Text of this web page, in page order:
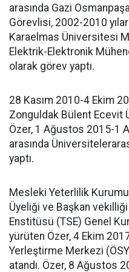
arasında Gazi
Görevlisi, 2002-2010
Karaelmas Üniversitesi
Elektrik-Elektronik
olarak görev yaptı.
28 Kasım 2010-4 Ekim
Zonguldak Bülent Ecevit
Özer, 1 Ağustos 2015-1
arasında
yaptı.
Mesleki Yeterlilik
Üyeliği ve Başkan
Enstitüsü (TSE) Genel
yürüten Özer, 4 Ekim
Yerleştirme Merkezi
atandı. Özer, 8 Ağustos